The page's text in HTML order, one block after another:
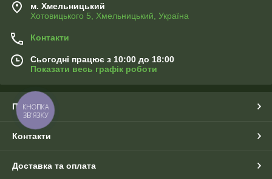
м. Хмельницький
Хотовицького 5, Хмельницький, Україна
Контакти
Сьогодні працює з 10:00 до 18:00
Показати весь графік роботи
Про нас
Контакти
Доставка та оплата
КНОПКА
ЗВ'ЯЗКУ